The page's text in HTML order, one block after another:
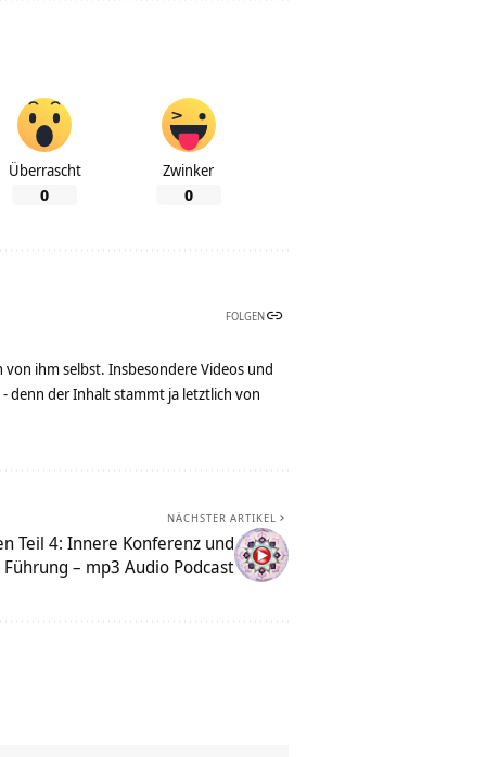
Überrascht
0
Zwinker
0
FOLGEN
ihm selbst. Insbesondere Videos und
denn der Inhalt stammt ja letztlich von
NÄCHSTER ARTIKEL
Teil 4: Innere Konferenz und
– mp3 Audio Podcast